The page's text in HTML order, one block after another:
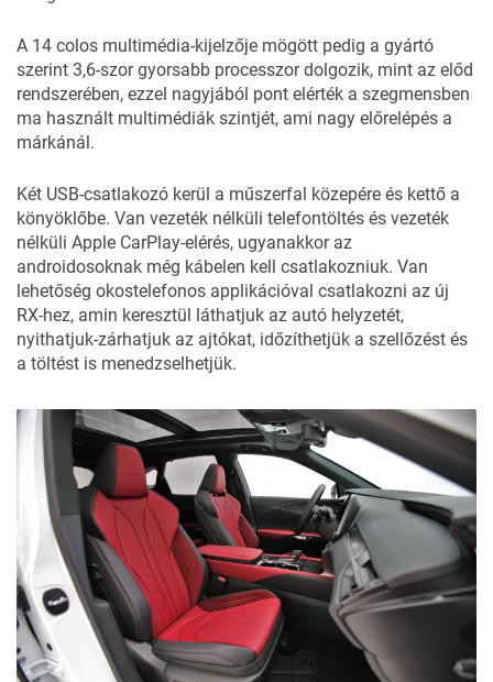
A 14 colos multimédia-kijelzője mögött pedig a gyártó
szerint 3,6-szor gyorsabb processzor dolgozik, mint az előd
rendszerében, ezzel nagyjából pont elérték a szegmensben
ma használt multimédiák szintjét, ami nagy előrelépés a
márkánál.
Két USB-csatlakozó kerül a műszerfal közepére és kettő a
könyöklőbe. Van vezeték nélküli telefontöltés és vezeték
nélküli Apple CarPlay-elérés, ugyanakkor az
androidosoknak még kábelen kell csatlakozniuk. Van
lehetőség okostelefonos applikációval csatlakozni az új
RX-hez, amin keresztül láthatjuk az autó helyzetét,
nyithatjuk-zárhatjuk az ajtókat, időzíthetjük a szellőzést és
a töltést is menedzselhetjük.